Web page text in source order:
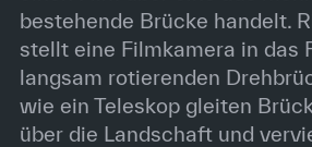
bestehende Brücke handelt.
stellt eine Filmkamera in das
langsam rotierenden
wie ein Teleskop gleiten
über die Landschaft und